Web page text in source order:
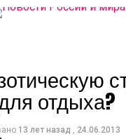
отдыха?
13 лет назад , 24.06.2013